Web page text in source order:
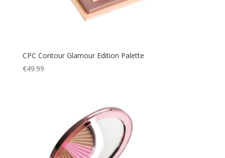
CPC Contour Glamour Edition Palette
€49.99